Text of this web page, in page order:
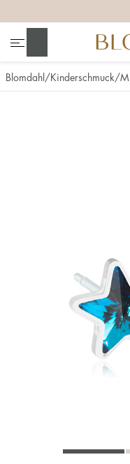
Blomdahl Kinderschmuck